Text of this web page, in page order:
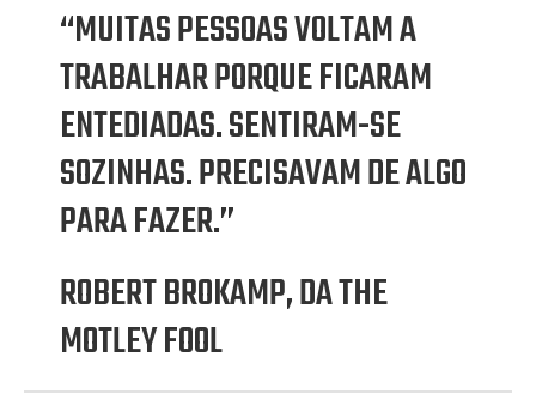
“MUITAS PESSOAS VOLTAM A
TRABALHAR PORQUE FICARAM
ENTEDIADAS. SENTIRAM-SE
SOZINHAS. PRECISAVAM DE ALGO
PARA FAZER.”
ROBERT BROKAMP, DA THE
MOTLEY FOOL